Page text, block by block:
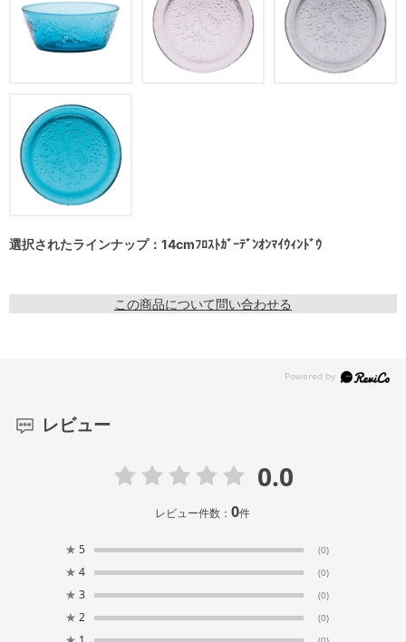
選択されたラインナップ：14cmﾌﾛｽﾄｶﾞｰﾃﾞﾝｵﾝﾏｲｳｨﾝﾄﾞｳ
この商品について問い合わせる
レビュー
0.0
レビュー件数：0件
★ 5 (0)
★ 4 (0)
★ 3 (0)
★ 2 (0)